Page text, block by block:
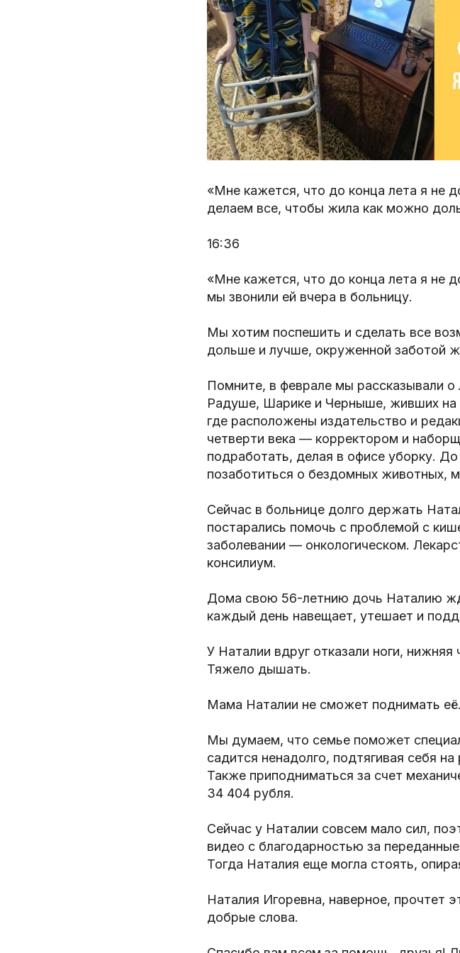
«Мне кажется, что до конца лета я не
делаем все, чтобы жила как можно
16:36
«Мне кажется, что до конца лета я не
мы звонили ей вчера в больницу.
Мы хотим поспешить и сделать все
дольше и лучше, окруженной заботой
Помните, в феврале мы рассказывали
Радуше, Шарике и Черныше, живших на
где расположены издательство и
четверти века — корректором и
подработать, делая в офисе уборку.
позаботиться о бездомных животных,
Сейчас в больнице долго держать
постарались помочь с проблемой с
заболевании — онкологическом.
консилиум.
Дома свою 56-летнию дочь Наталию
каждый день навещает, утешает и
У Наталии вдруг отказали ноги, нижняя
Тяжело дышать.
Мама Наталии не сможет поднимать её.
Мы думаем, что семье поможет
садится ненадолго, подтягивая себя
Также приподниматься за счет
34 404 рубля.
Сейчас у Наталии совсем мало сил,
видео с благодарностью за
Тогда Наталия еще могла стоять,
Наталия Игоревна, наверное, прочтет
добрые слова.